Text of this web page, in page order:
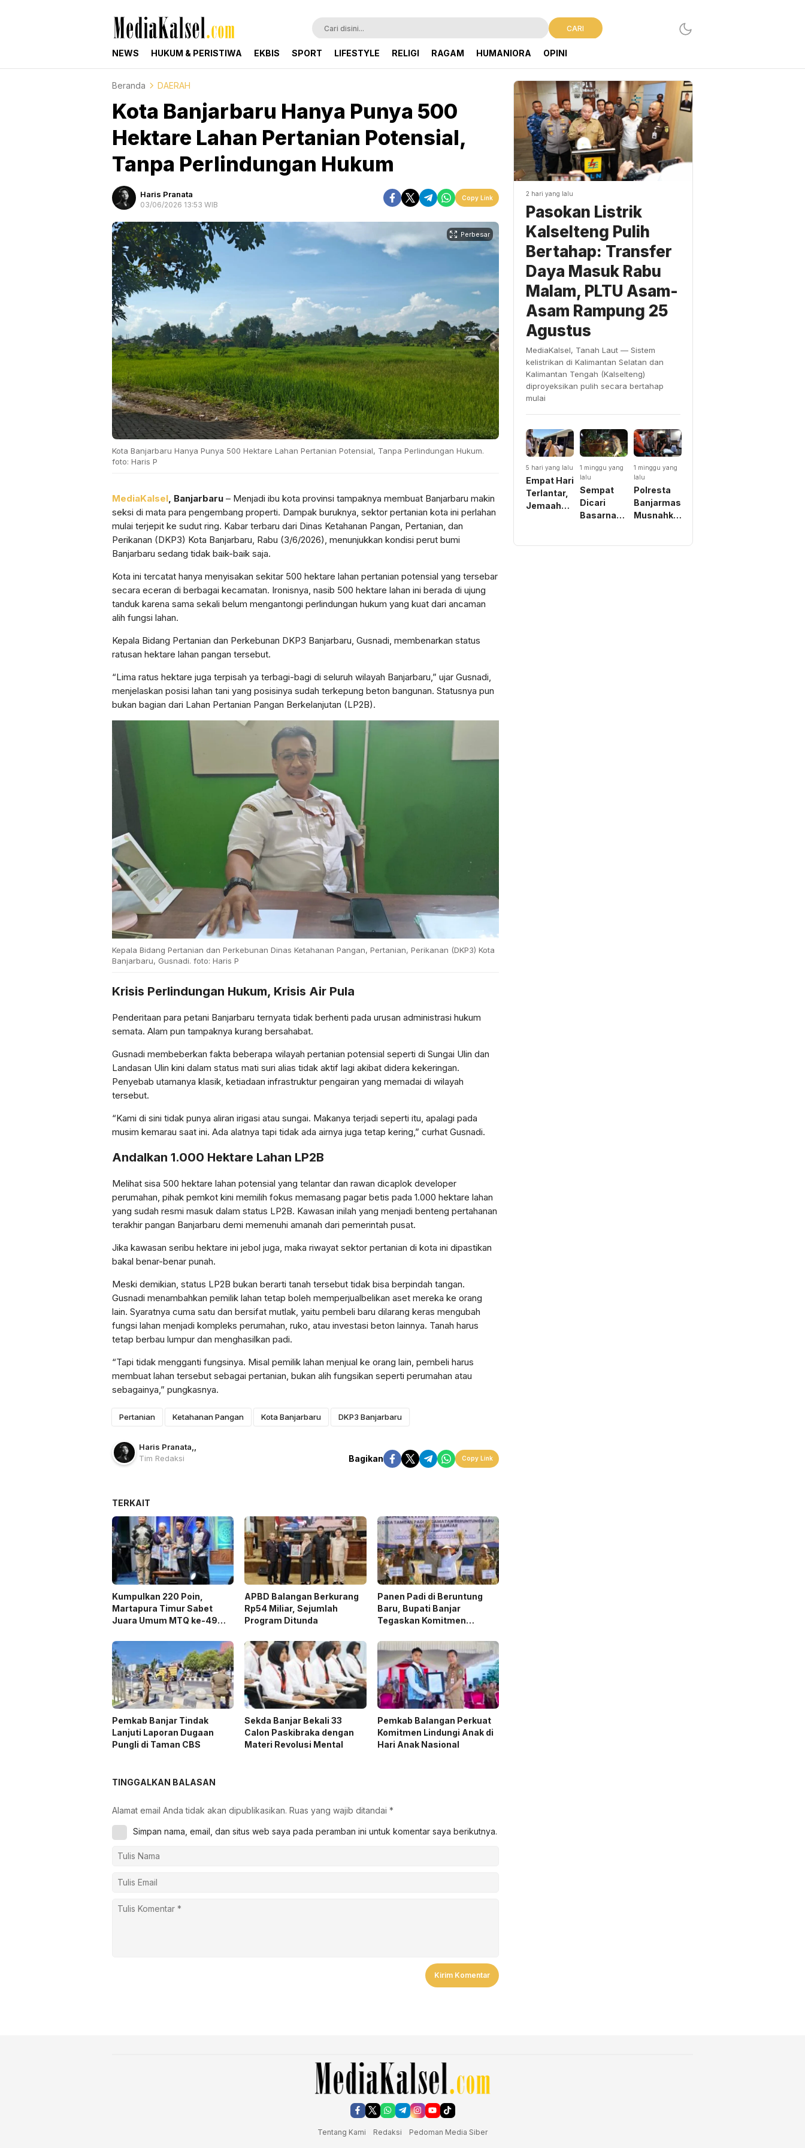
mediakalsel.com
Berita Update Banua
CARI
NEWS HUKUM & PERISTIWA EKBIS SPORT LIFESTYLE RELIGI RAGAM HUMANIORA OPINI
Beranda DAERAH
Kota Banjarbaru Hanya Punya 500
Hektare Lahan Pertanian Potensial,
Tanpa Perlindungan Hukum
Haris Pranata
03/06/2026 13:53 WIB
Copy Link
Perbesar
Kota Banjarbaru Hanya Punya 500 Hektare Lahan Pertanian Potensial, Tanpa Perlindungan Hukum.
foto: Haris P
MediaKalsel, Banjarbaru – Menjadi ibu kota provinsi tampaknya membuat Banjarbaru makin
seksi di mata para pengembang properti. Dampak buruknya, sektor pertanian kota ini perlahan
mulai terjepit ke sudut ring. Kabar terbaru dari Dinas Ketahanan Pangan, Pertanian, dan
Perikanan (DKP3) Kota Banjarbaru, Rabu (3/6/2026), menunjukkan kondisi perut bumi
Banjarbaru sedang tidak baik-baik saja.
Kota ini tercatat hanya menyisakan sekitar 500 hektare lahan pertanian potensial yang tersebar
secara eceran di berbagai kecamatan. Ironisnya, nasib 500 hektare lahan ini berada di ujung
tanduk karena sama sekali belum mengantongi perlindungan hukum yang kuat dari ancaman
alih fungsi lahan.
Kepala Bidang Pertanian dan Perkebunan DKP3 Banjarbaru, Gusnadi, membenarkan status
ratusan hektare lahan pangan tersebut.
“Lima ratus hektare juga terpisah ya terbagi-bagi di seluruh wilayah Banjarbaru,” ujar Gusnadi,
menjelaskan posisi lahan tani yang posisinya sudah terkepung beton bangunan. Statusnya pun
bukan bagian dari Lahan Pertanian Pangan Berkelanjutan (LP2B).
Kepala Bidang Pertanian dan Perkebunan Dinas Ketahanan Pangan, Pertanian, Perikanan (DKP3) Kota
Banjarbaru, Gusnadi. foto: Haris P
Krisis Perlindungan Hukum, Krisis Air Pula
Penderitaan para petani Banjarbaru ternyata tidak berhenti pada urusan administrasi hukum
semata. Alam pun tampaknya kurang bersahabat.
Gusnadi membeberkan fakta beberapa wilayah pertanian potensial seperti di Sungai Ulin dan
Landasan Ulin kini dalam status mati suri alias tidak aktif lagi akibat didera kekeringan.
Penyebab utamanya klasik, ketiadaan infrastruktur pengairan yang memadai di wilayah
tersebut.
“Kami di sini tidak punya aliran irigasi atau sungai. Makanya terjadi seperti itu, apalagi pada
musim kemarau saat ini. Ada alatnya tapi tidak ada airnya juga tetap kering,” curhat Gusnadi.
Andalkan 1.000 Hektare Lahan LP2B
Melihat sisa 500 hektare lahan potensial yang telantar dan rawan dicaplok developer
perumahan, pihak pemkot kini memilih fokus memasang pagar betis pada 1.000 hektare lahan
yang sudah resmi masuk dalam status LP2B. Kawasan inilah yang menjadi benteng pertahanan
terakhir pangan Banjarbaru demi memenuhi amanah dari pemerintah pusat.
Jika kawasan seribu hektare ini jebol juga, maka riwayat sektor pertanian di kota ini dipastikan
bakal benar-benar punah.
Meski demikian, status LP2B bukan berarti tanah tersebut tidak bisa berpindah tangan.
Gusnadi menambahkan pemilik lahan tetap boleh memperjualbelikan aset mereka ke orang
lain. Syaratnya cuma satu dan bersifat mutlak, yaitu pembeli baru dilarang keras mengubah
fungsi lahan menjadi kompleks perumahan, ruko, atau investasi beton lainnya. Tanah harus
tetap berbau lumpur dan menghasilkan padi.
“Tapi tidak mengganti fungsinya. Misal pemilik lahan menjual ke orang lain, pembeli harus
membuat lahan tersebut sebagai pertanian, bukan alih fungsikan seperti perumahan atau
sebagainya,” pungkasnya.
Pertanian Ketahanan Pangan Kota Banjarbaru DKP3 Banjarbaru
Haris Pranata
Tim Redaksi
Bagikan Copy Link
TERKAIT
Kumpulkan 220 Poin,
Martapura Timur Sabet
Juara Umum MTQ ke-49
APBD Balangan Berkurang
Rp54 Miliar, Sejumlah
Program Ditunda
Panen Padi di Beruntung
Baru, Bupati Banjar
Tegaskan Komitmen
Pemkab Banjar Tindak
Lanjuti Laporan Dugaan
Pungli di Taman CBS
Sekda Banjar Bekali 33
Calon Paskibraka dengan
Materi Revolusi Mental
Pemkab Balangan Perkuat
Komitmen Lindungi Anak di
Hari Anak Nasional
TINGGALKAN BALASAN
Alamat email Anda tidak akan dipublikasikan. Ruas yang wajib ditandai *
Simpan nama, email, dan situs web saya pada peramban ini untuk komentar saya berikutnya.
2 hari yang lalu
Pasokan Listrik
Kalselteng Pulih
Bertahap: Transfer
Daya Masuk Rabu
Malam, PLTU Asam-
Asam Rampung 25
Agustus
MediaKalsel, Tanah Laut — Sistem
kelistrikan di Kalimantan Selatan dan
Kalimantan Tengah (Kalselteng)
diproyeksikan pulih secara bertahap
mulai
5 hari yang lalu
Empat Hari
Terlantar,
Jemaah
Tour
1 minggu yang
lalu
Sempat
Dicari
Basarnas
1 minggu yang
lalu
Polresta
Banjarmasin
Musnahkan
Tentang Kami Redaksi Pedoman Media Siber